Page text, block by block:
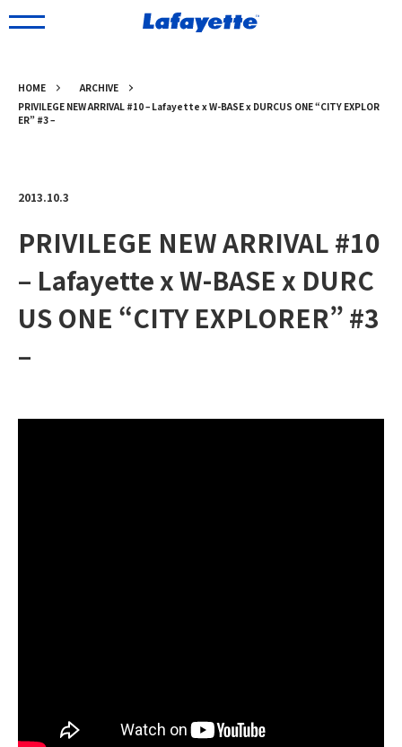
HOME
ARCHIVE
PRIVILEGE NEW ARRIVAL #10 – Lafayette x W-BASE x DURCUS ONE “CITY EXPLOR
ER” #3 –
2013.10.3
PRIVILEGE NEW ARRIVAL #10
– Lafayette x W-BASE x DURC
US ONE “CITY EXPLORER” #3
–